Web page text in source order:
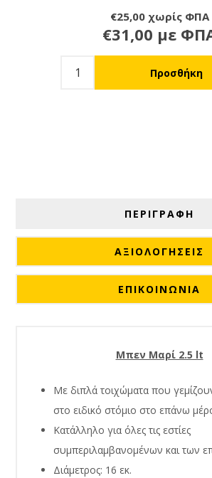
€25,00 χωρίς ΦΠΑ
€31,00 με
ΠΕΡΙΓΡΑΦΗ
ΑΞΙΟΛΟΓΉΣΕΙΣ
ΕΠΙΚΟΙΝΩΝΙΑ
Μπεν Μαρί 2.5 lt
Με διπλά τοιχώματα που
στο ειδικό στόμιο στο επάνω
Κατάλληλο για όλες τις εστίες
συμπεριλαμβανομένων και των
Διάμετρος: 16 εκ.